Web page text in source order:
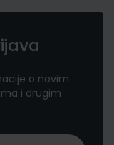
o novim
i drugim